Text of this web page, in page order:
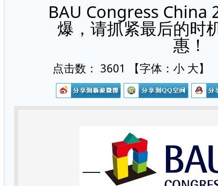
BAU Congress China
爆，请抓紧最后的时
惠！
点击数： 3601 【字体： 小 大】